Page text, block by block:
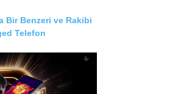
Bir Benzeri ve Rakibi
Telefon